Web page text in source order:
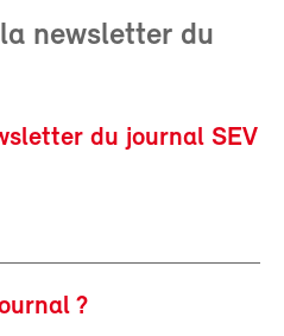
newsletter du
du journal SEV
?